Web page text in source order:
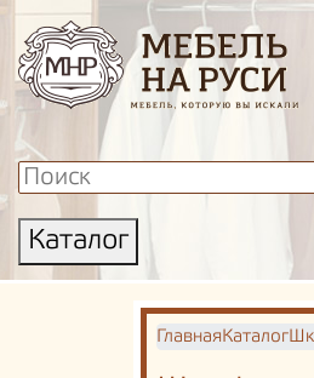
Каталог
ГлавнаяКаталог